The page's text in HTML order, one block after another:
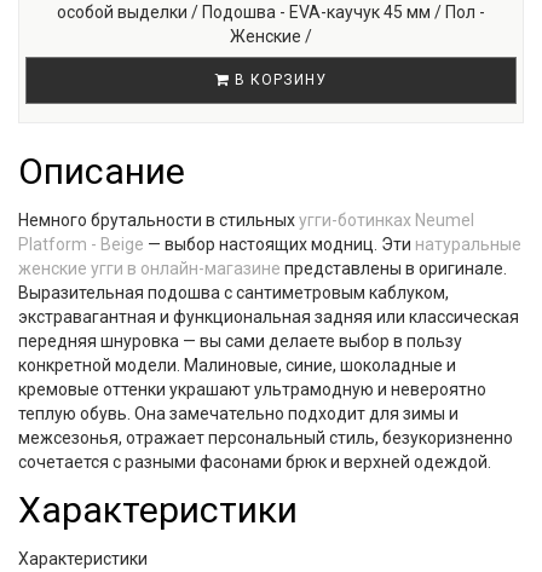
особой выделки / Подошва - EVA-каучук 45 мм / Пол -
Женские /
В КОРЗИНУ
Описание
Немного брутальности в стильныхугги-ботинках Neumel
Platform - Beige — выбор настоящих модниц. Эти натуральные
женские угги в онлайн-магазине представлены в оригинале.
Выразительная подошва с сантиметровым каблуком,
экстравагантная и функциональная задняя или классическая
передняя шнуровка — вы сами делаете выбор в пользу
конкретной модели. Малиновые, синие, шоколадные и
кремовые оттенки украшают ультрамодную и невероятно
теплую обувь. Она замечательно подходит для зимы и
межсезонья, отражает персональный стиль, безукоризненно
сочетается с разными фасонами брюк и верхней одеждой.
Характеристики
Характеристики